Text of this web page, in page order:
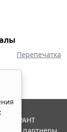
Перепечатка
ГАРАНТ
и ее партнеры